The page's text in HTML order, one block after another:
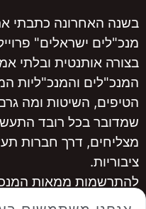
בשנה האחרונה כתבתי
מנכ"לים ישראלים"
המנכ"לים והמנכ"ליות
הטיפים, השיטות ומה
שמדובר בכל רובד
מצליחים, דרך חברות
ציבוריות.
להתרשמות ממאות